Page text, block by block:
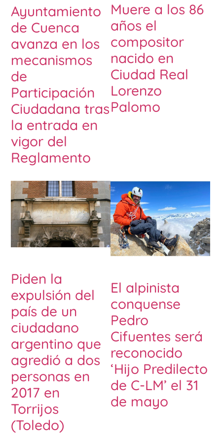
Ayuntamiento
de Cuenca
avanza en los
mecanismos
de
Participación
Ciudadana tras
la entrada en
vigor del
Reglamento
Muere a los 86
años el
compositor
nacido en
Ciudad Real
Lorenzo
Palomo
Piden la
expulsión del
país de un
ciudadano
argentino que
agredió a dos
personas en
2017 en
Torrijos
(Toledo)
El alpinista
conquense
Pedro
Cifuentes será
reconocido
‘Hijo Predilecto
de C-LM’ el 31
de mayo